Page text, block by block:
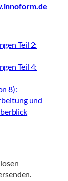
Teil 2:
Teil 4:
8):
und